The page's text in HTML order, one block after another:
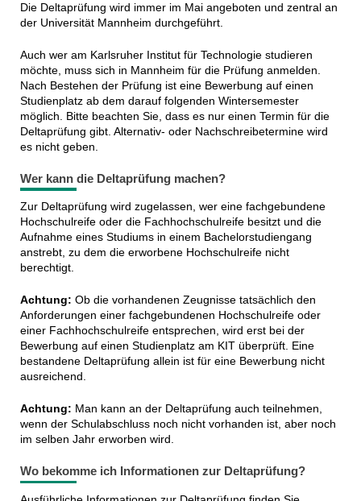
Die Deltaprüfung wird immer im Mai angeboten und zentral an
der Universität Mannheim durchgeführt.
Auch wer am Karlsruher Institut für Technologie studieren
möchte, muss sich in Mannheim für die Prüfung anmelden.
Nach Bestehen der Prüfung ist eine Bewerbung auf einen
Studienplatz ab dem darauf folgenden Wintersemester
möglich. Bitte beachten Sie, dass es nur einen Termin für die
Deltaprüfung gibt. Alternativ- oder Nachschreibetermine wird
es nicht geben.
Wer kann die Deltaprüfung machen?
Zur Deltaprüfung wird zugelassen, wer eine fachgebundene
Hochschulreife oder die Fachhochschulreife besitzt und die
Aufnahme eines Studiums in einem Bachelorstudiengang
anstrebt, zu dem die erworbene Hochschulreife nicht
berechtigt.
Achtung: Ob die vorhandenen Zeugnisse tatsächlich den
Anforderungen einer fachgebundenen Hochschulreife oder
einer Fachhochschulreife entsprechen, wird erst bei der
Bewerbung auf einen Studienplatz am KIT überprüft. Eine
bestandene Deltaprüfung allein ist für eine Bewerbung nicht
ausreichend.
Achtung: Man kann an der Deltaprüfung auch teilnehmen,
wenn der Schulabschluss noch nicht vorhanden ist, aber noch
im selben Jahr erworben wird.
Wo bekomme ich Informationen zur Deltaprüfung?